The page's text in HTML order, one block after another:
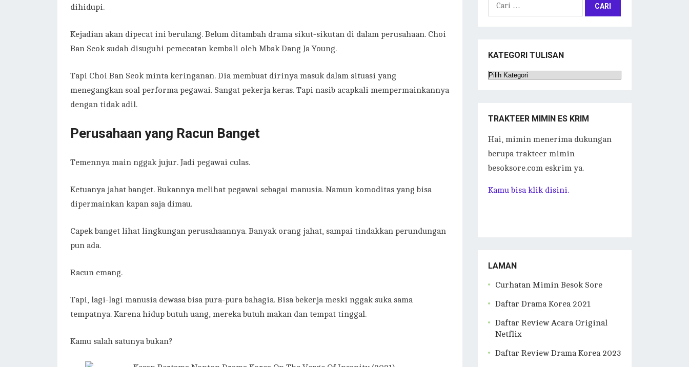
dihidupi.
Kejadian akan dipecat ini berulang. Belum ditambah drama sikut-sikutan di dalam perusahaan. Choi
Ban Seok sudah disuguhi pemecatan kembali oleh Mbak Dang Ja Young.
Tapi Choi Ban Seok minta keringanan. Dia membuat dirinya masuk dalam situasi yang
menegangkan soal performa pegawai. Sangat pekerja keras. Tapi nasib acapkali mempermainkannya
dengan tidak adil.
Perusahaan yang Racun Banget
Temennya main nggak jujur. Jadi pegawai culas.
Ketuanya jahat banget. Bukannya melihat pegawai sebagai manusia. Namun komoditas yang bisa
dipermainkan kapan saja dimau.
Capek banget lihat lingkungan perusahaannya. Banyak orang jahat, sampai tindakkan perundungan
pun ada.
Racun emang.
Tapi, lagi-lagi manusia dewasa bisa pura-pura bahagia. Bisa bekerja meski nggak suka sama
tempatnya. Karena hidup butuh uang, mereka butuh makan dan tempat tinggal.
Kamu salah satunya bukan?
KATEGORI TULISAN
Kategori
TRAKTEER MIMIN ES KRIM
Hai, mimin menerima dukungan
berupa trakteer mimin
besoksore.com eskrim ya.
Kamu bisa klik disini.
LAMAN
Curhatan Mimin Besok Sore
Daftar Drama Korea 2021
Daftar Review Acara Original
Netflix
Daftar Review Drama Korea 2023